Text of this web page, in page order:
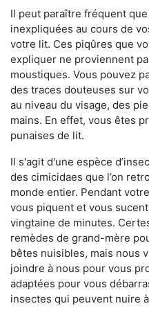
Il peut paraître fréquent
inexpliquées au cours de
votre lit. Ces piqûres que
expliquer ne proviennent
moustiques. Vous pouvez
des traces douteuses sur
au niveau du visage, des
mains. En effet, vous êtes
punaises de lit.
Il s'agit d'une espèce
des cimicidaes que l’on
monde entier. Pendant
vous piquent et vous
vingtaine de minutes.
remèdes de grand-mère
bêtes nuisibles, mais nous
joindre à nous pour vous
adaptées pour vous
insectes qui peuvent nuire